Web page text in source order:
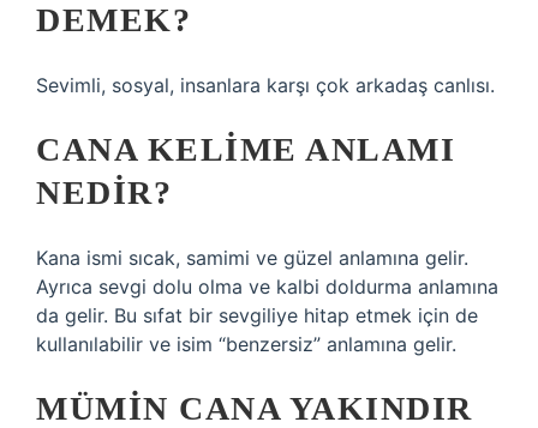
DEMEK?
Sevimli, sosyal, insanlara karşı çok arkadaş canlısı.
CANA KELIME ANLAMI
NEDIR?
Kana ismi sıcak, samimi ve güzel anlamına gelir.
Ayrıca sevgi dolu olma ve kalbi doldurma anlamına
da gelir. Bu sıfat bir sevgiliye hitap etmek için de
kullanılabilir ve isim “benzersiz” anlamına gelir.
MÜMIN CANA YAKINDIR